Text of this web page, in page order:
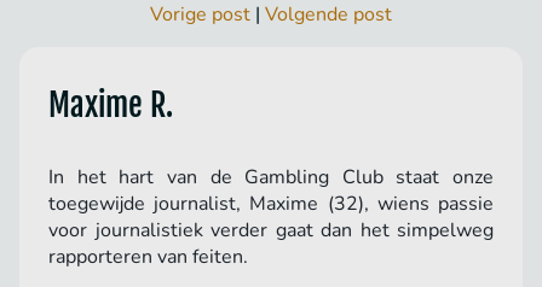
Vorige post | Volgende post
Maxime R.
In het hart van de Gambling Club staat onze
toegewijde journalist, Maxime (32), wiens passie
voor journalistiek verder gaat dan het simpelweg
rapporteren van feiten.